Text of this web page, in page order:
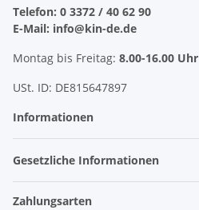
Telefon: 0 3372 / 40 62 90
E-Mail: info@kin-de.de
Montag bis Freitag: 8.00-16.00 Uhr
USt. ID: DE815647897
Informationen
Gesetzliche Informationen
Zahlungsarten